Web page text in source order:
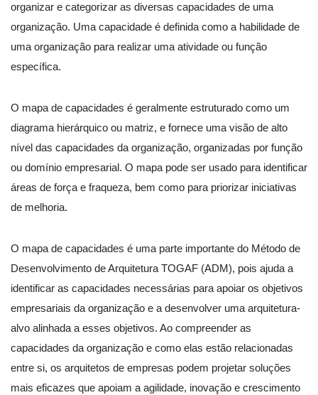
organizar e categorizar as diversas capacidades de uma
organização. Uma capacidade é definida como a habilidade de
uma organização para realizar uma atividade ou função
específica.
O mapa de capacidades é geralmente estruturado como um
diagrama hierárquico ou matriz, e fornece uma visão de alto
nível das capacidades da organização, organizadas por função
ou domínio empresarial. O mapa pode ser usado para identificar
áreas de força e fraqueza, bem como para priorizar iniciativas
de melhoria.
O mapa de capacidades é uma parte importante do Método de
Desenvolvimento de Arquitetura TOGAF (ADM), pois ajuda a
identificar as capacidades necessárias para apoiar os objetivos
empresariais da organização e a desenvolver uma arquitetura-
alvo alinhada a esses objetivos. Ao compreender as
capacidades da organização e como elas estão relacionadas
entre si, os arquitetos de empresas podem projetar soluções
mais eficazes que apoiam a agilidade, inovação e crescimento